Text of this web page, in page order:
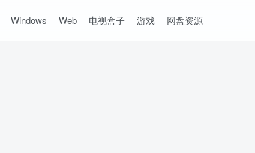
Windows Web 电视盒子 游戏 网盘资源